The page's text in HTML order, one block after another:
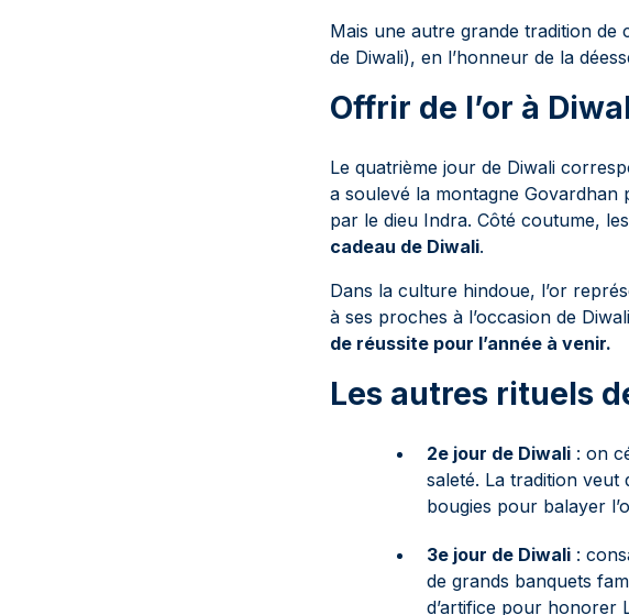
Mais une autre grande tradition de
de Diwali), en l’honneur de la
Offrir de l’or à
Le quatrième jour de Diwali
a soulevé la montagne
par le dieu Indra. Côté coutume,
cadeau de Diwali.
Dans la culture hindoue, l’or
à ses proches à l’occasion de
de réussite pour l’année à venir.
Les autres rituels
2e jour de Diwali : on
saleté. La tradition veut
bougies pour balayer
3e jour de Diwali :
de grands banquets
d’artifice pour honorer